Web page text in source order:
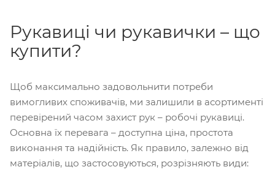
Рукавиці чи рукавички – що
купити?
Щоб максимально задовольнити потреби
вимогливих споживачів, ми залишили в асортименті
перевірений часом захист рук – робочі рукавиці.
Основна їх перевага – доступна ціна, простота
виконання та надійність. Як правило, залежно від
матеріалів, що застосовуються, розрізняють види: